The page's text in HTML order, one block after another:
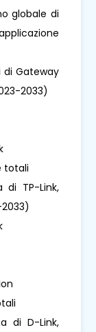
globale di
di Gateway
2033)
totali
di TP-Link,
di D-Link,